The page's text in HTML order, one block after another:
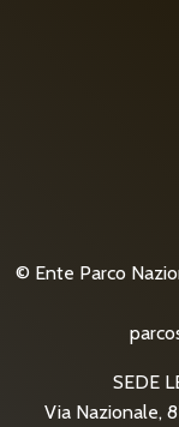
© Ente Parco
SEDE
Via Nazionale,